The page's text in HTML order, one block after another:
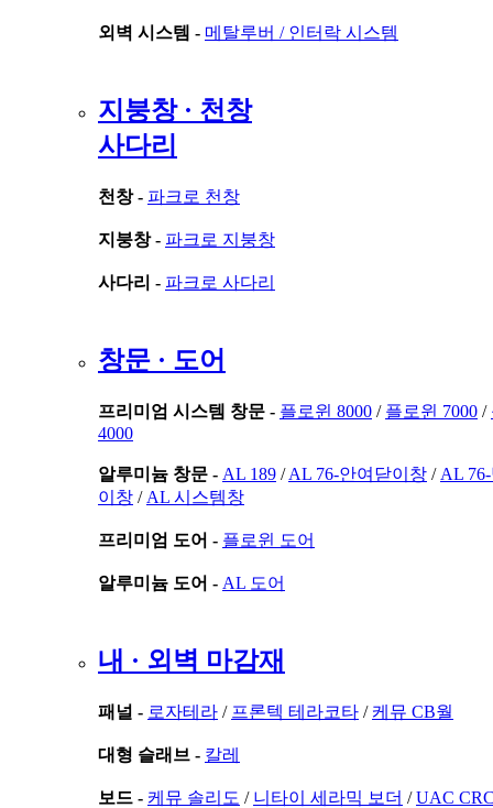
외벽 시스템 - 메탈루버 / 인터락 시스템
지붕창 · 천창
사다리
천창 - 파크로 천창
지붕창 - 파크로 지붕창
사다리 - 파크로 사다리
창문 · 도어
프리미엄 시스템 창문 - 플로윈 8000 / 플로윈 7000 /
4000
알루미늄 창문 - AL 189 /AL 76-안여닫이창 / AL
이창 / AL 시스템창
프리미엄 도어 - 플로윈 도어
알루미늄 도어 - AL 도어
내 · 외벽 마감재
패널 - 로자테라 / 프론텍 테라코타 / 케뮤 CB월
대형 슬래브 - 칼레
보드 - 케뮤 솔리도 / 니타이 세라믹 보더 /UAC